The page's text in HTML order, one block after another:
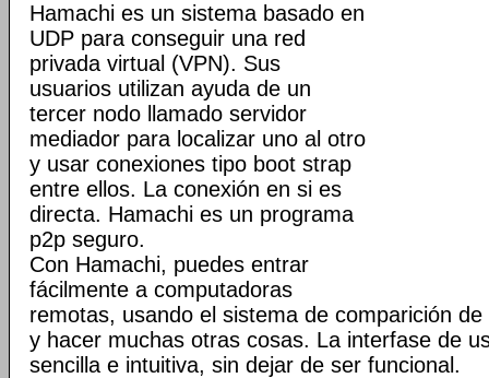
Hamachi es un sistema basado en
UDP para conseguir una red
privada virtual (VPN). Sus
usuarios utilizan ayuda de un
tercer nodo llamado servidor
mediador para localizar uno al otro
y usar conexiones tipo boot strap
entre ellos. La conexión en si es
directa. Hamachi es un programa
p2p seguro.
Con Hamachi, puedes entrar
fácilmente a computadoras
remotas, usando el sistema de comparición
y hacer muchas otras cosas. La interfase de
sencilla e intuitiva, sin dejar de ser funcional.